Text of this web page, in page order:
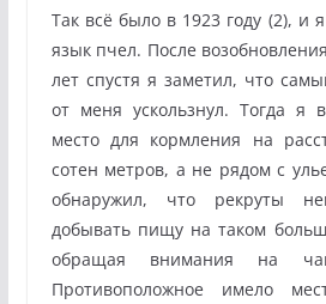
Так всё было в 1923 году (2), и
язык пчел. После
лет спустя я заметил, что
от меня ускользнул. Тогда я
место для кормления на
сотен метров, а не рядом с
обнаружил, что рекруты
добывать пищу на таком
обращая внимания на
Противоположное имело